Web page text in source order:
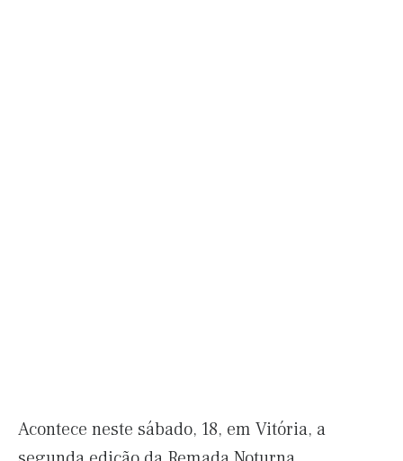
Acontece neste sábado, 18, em Vitória, a